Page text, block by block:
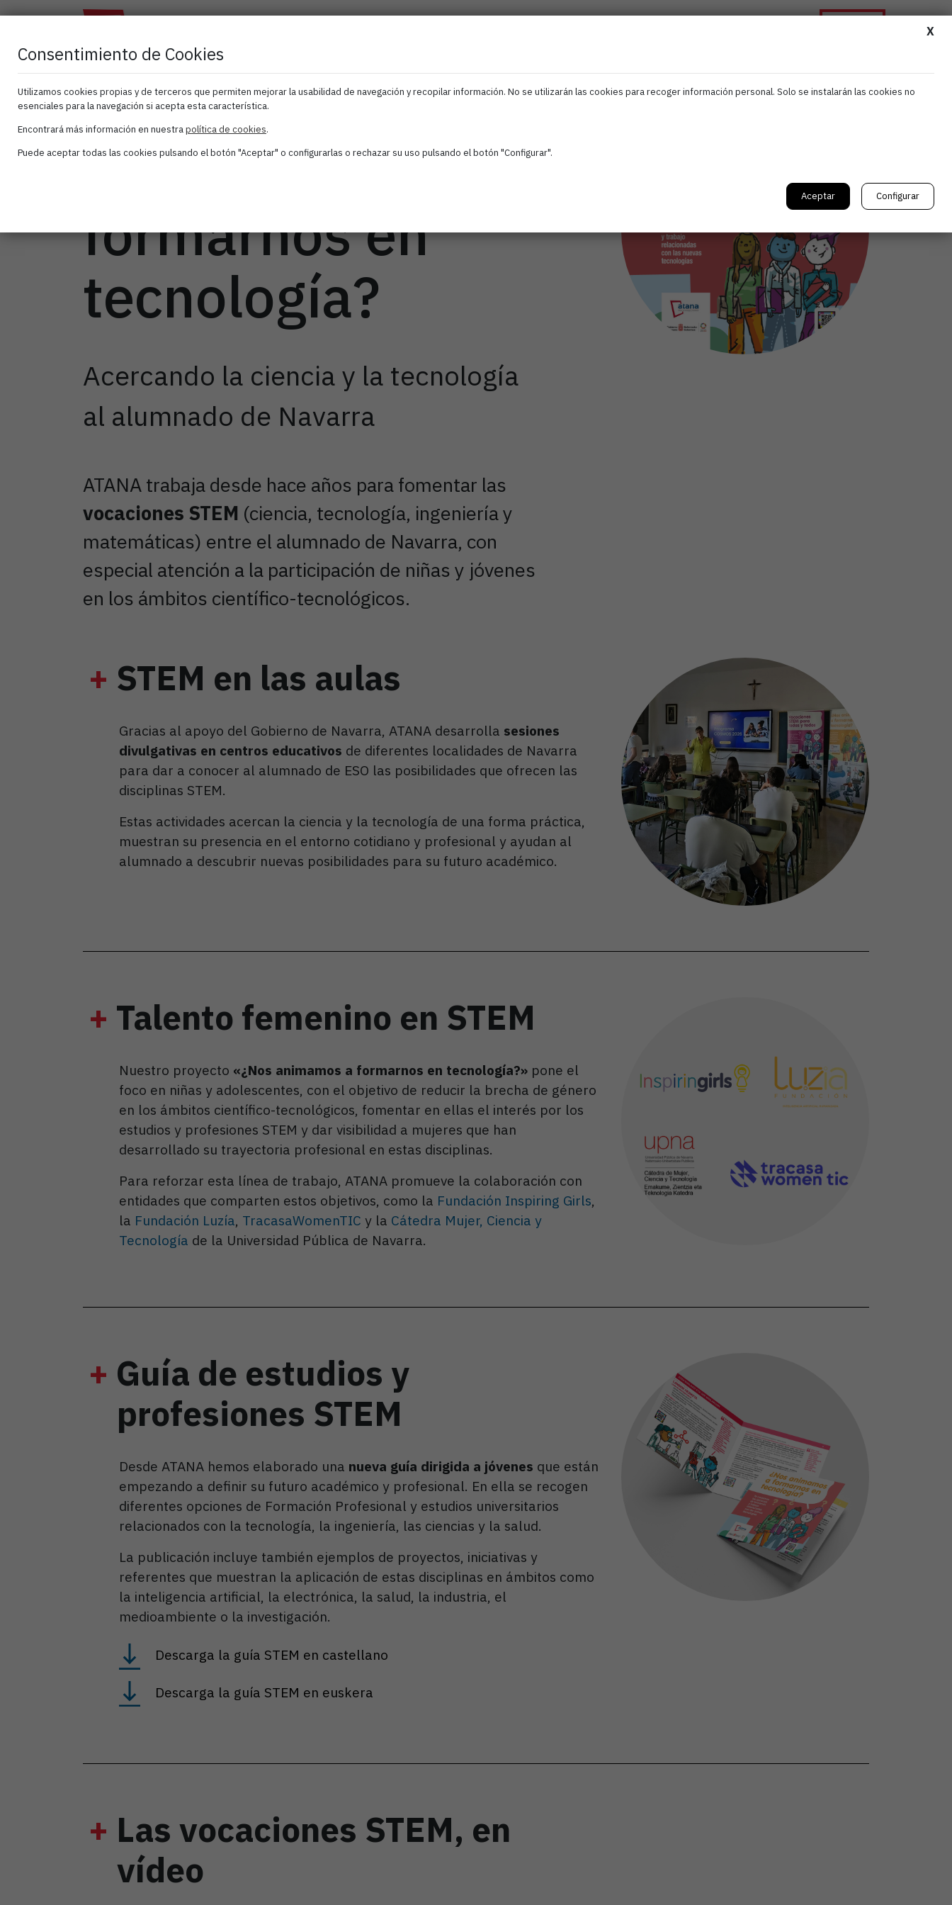
¿Nos animamos a
formarnos en
tecnología?
Acercando la ciencia y la tecnología
al alumnado de Navarra
ATANA trabaja desde hace años para fomentar las
vocaciones STEM (ciencia, tecnología, ingeniería y
matemáticas) entre el alumnado de Navarra, con
especial atención a la participación de niñas y jóvenes
en los ámbitos científico-tecnológicos.
+ STEM en las aulas
Gracias al apoyo del Gobierno de Navarra, ATANA desarrolla sesiones
divulgativas en centros educativos de diferentes localidades de Navarra
para dar a conocer al alumnado de ESO las posibilidades que ofrecen las
disciplinas STEM.
Estas actividades acercan la ciencia y la tecnología de una forma práctica,
muestran su presencia en el entorno cotidiano y profesional y ayudan al
alumnado a descubrir nuevas posibilidades para su futuro académico.
+ Talento femenino en STEM
Nuestro proyecto «¿Nos animamos a formarnos en tecnología?» pone el
foco en niñas y adolescentes, con el objetivo de reducir la brecha de género
en los ámbitos científico-tecnológicos, fomentar en ellas el interés por los
estudios y profesiones STEM y dar visibilidad a mujeres que han
desarrollado su trayectoria profesional en estas disciplinas.
Para reforzar esta línea de trabajo, ATANA promueve la colaboración con
entidades que comparten estos objetivos, como la Fundación Inspiring Girls,
la Fundación Luzía, TracasaWomenTIC y la Cátedra Mujer, Ciencia y
Tecnología de la Universidad Pública de Navarra.
+ Guía de estudios y
profesiones STEM
Desde ATANA hemos elaborado una nueva guía dirigida a jóvenes que están
empezando a definir su futuro académico y profesional. En ella se recogen
diferentes opciones de Formación Profesional y estudios universitarios
relacionados con la tecnología, la ingeniería, las ciencias y la salud.
La publicación incluye también ejemplos de proyectos, iniciativas y
referentes que muestran la aplicación de estas disciplinas en ámbitos como
la inteligencia artificial, la electrónica, la salud, la industria, el
medioambiente o la investigación.
Descarga la guía STEM en castellano
Descarga la guía STEM en euskera
+ Las vocaciones STEM, en
vídeo
X
Consentimiento de Cookies
Utilizamos cookies propias y de terceros que permiten mejorar la usabilidad de navegación y recopilar información. No se utilizarán las cookies para recoger información personal. Solo se instalarán las cookies no
esenciales para la navegación si acepta esta característica.
Encontrará más información en nuestrapolítica de cookies.
Puede aceptar todas las cookies pulsando el botón "Aceptar" o configurarlas o rechazar su uso pulsando el botón "Configurar".
Aceptar Configurar